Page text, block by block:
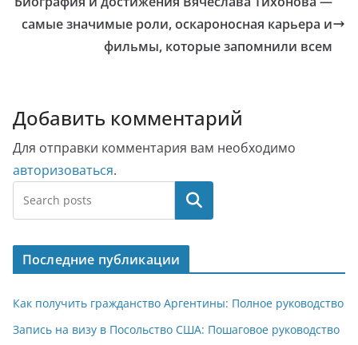
самые значимые роли, оскароносная карьера и
фильмы, которые запомнили всем
Добавить комментарий
Для отправки комментария вам необходимо
авторизоваться.
Поиск
Последние публикации
Как получить гражданство Аргентины: Полное руководство
Запись на визу в Посольство США: Пошаговое руководство